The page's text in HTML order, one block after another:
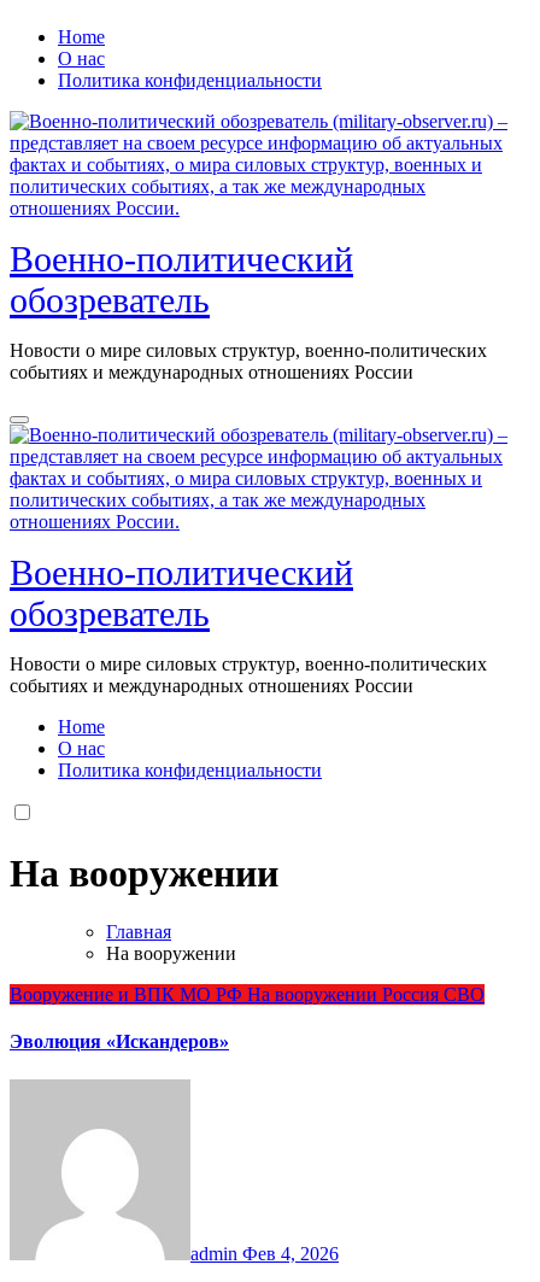
Перейти
содержанию
Home
О нас
Политика конфиденциальности
Военно-политический
обозреватель
Новости о мире силовых структур, военно-политических
событиях и международных отношениях России
Военно-политический
обозреватель
Новости о мире силовых структур, военно-политических
событиях и международных отношениях России
Home
О нас
Политика конфиденциальности
На вооружении
Главная
На вооружении
Вооружение и ВПК МО РФ На вооружении Россия СВО
Эволюция «Искандеров»
admin Фев 4, 2026